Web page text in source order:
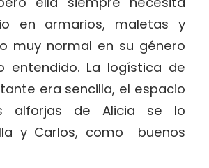
en armarios, maletas y
muy normal en su género
entendido. La logística de
era sencilla, el espacio
alforjas de Alicia se lo
y Carlos, como buenos